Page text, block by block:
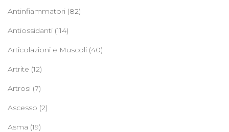
Antinfiammatori (82)
Antiossidanti (114)
Articolazioni e Muscoli (40)
Artrite (12)
Artrosi (7)
Ascesso (2)
Asma (19)